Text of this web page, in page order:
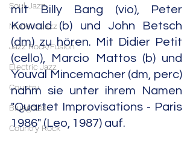
Soul Jazz
Modern Jazz
Jazz Rock/Fusion
Electric Jazz
Country
Bluegrass
Country Rock
mit Billy Bang (vio), Peter
Kowald (b) und John Betsch
(dm) zu hören. Mit Didier Petit
(cello), Marcio Mattos (b) und
Youval Mincemacher (dm, perc)
nahm sie unter ihrem Namen
"Quartet Improvisations - Paris
1986" (Leo, 1987) auf.